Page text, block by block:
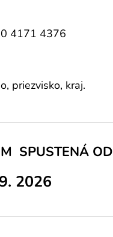
4171 4376
priezvisko, kraj.
SPUSTENÁ OD
2026